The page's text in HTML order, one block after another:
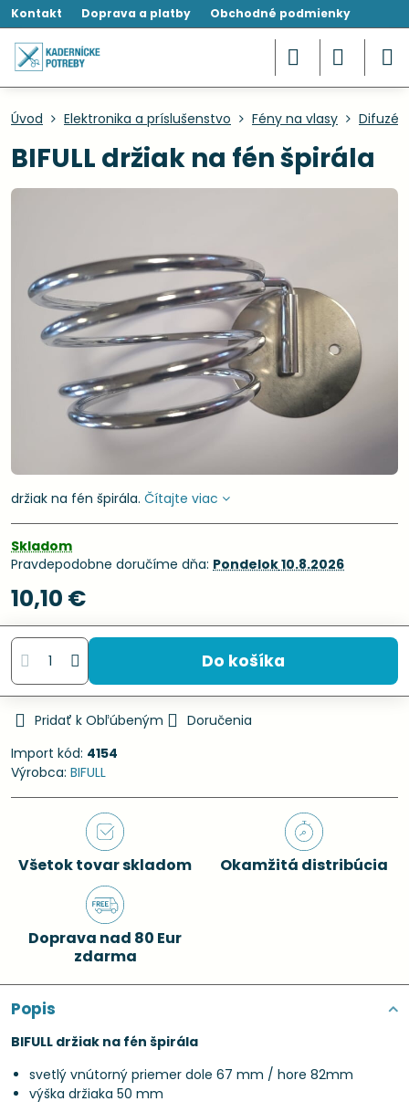
Kontakt Doprava a platby Obchodné podmienky
Úvod Elektronika a príslušenstvo Fény na vlasy
BIFULL držiak na fén špirála
držiak na fén špirála. Čítajte viac
Skladom
Pravdepodobne doručíme dňa: Pondelok10.8.2026
10,10 €
Do košíka
Pridať k Obľúbeným
Doručenia
Import kód: 4154
Výrobca: BIFULL
Všetok tovar skladom Okamžitá distribúcia
Doprava nad 80 Eur
zdarma
Popis
BIFULL držiak na fén špirála
svetlý vnútorný priemer dole 67 mm / hore 82mm
výška držiaka 50 mm